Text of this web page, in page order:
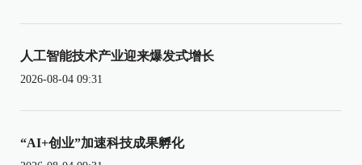
人工智能技术产业迎来爆发式增长
2026-08-04 09:31
“AI+创业”加速科技成果孵化